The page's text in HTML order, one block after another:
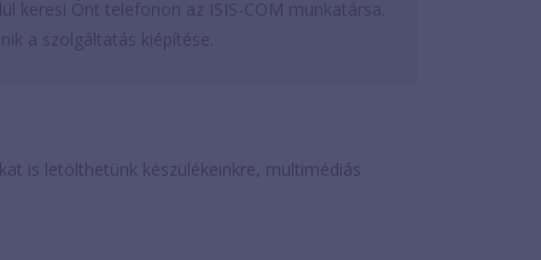
is letölthetünk készülékeinkre, multimédiás